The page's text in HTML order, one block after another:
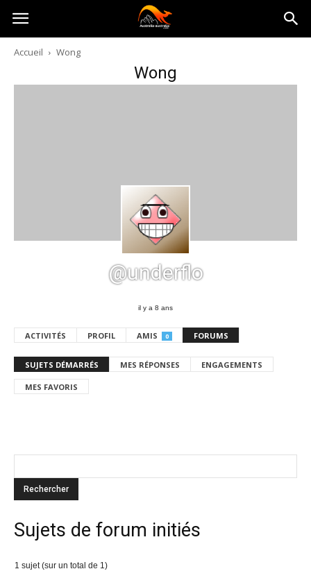
Australia-
australie.com
Accueil Wong
Wong
@underflo
il y a 8 ans
ACTIVITÉS PROFIL AMIS 0 FORUMS
SUJETS DÉMARRÉS MES RÉPONSES ENGAGEMENTS
MES FAVORIS
Sujets de forum initiés
1 sujet (sur un total de 1)